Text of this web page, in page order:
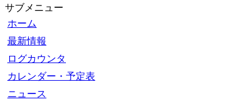
サブメニュー
ホーム
最新情報
ログカウンタ
カレンダー・予定表
ニュース